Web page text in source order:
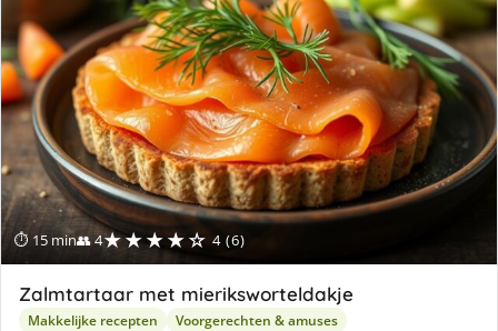
⏱ 15 min👥 4★★★★☆ 4 (6)
Zalmtartaar met mieriksworteldakje
Makkelijke recepten Voorgerechten & amuses